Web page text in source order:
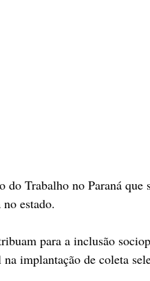
Trabalho no Paraná que
estado.
para a inclusão
implantação de coleta